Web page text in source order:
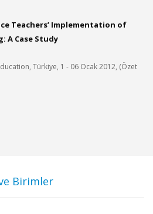
Teachers’ Implementation of
A Case Study
Türkiye, 1 - 06 Ocak 2012, (Özet
Birimler